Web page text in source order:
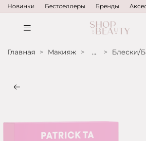
Новинки Бестселлеры Бренды
Главная Макияж ... Блески/